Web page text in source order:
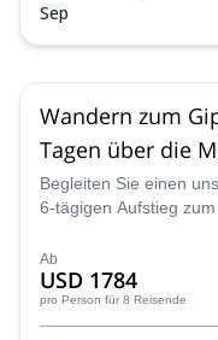
Sep
Wandern zum
Tagen über die
Begleiten Sie einen
6-tägigen Aufstieg
Ab
USD 1784
pro Person für 8 Reisende